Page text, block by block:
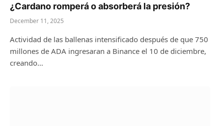
¿Cardano romperá o absorberá la presión?
December 11, 2025
Actividad de las ballenas intensificado después de que 750
millones de ADA ingresaran a Binance el 10 de diciembre,
creando…